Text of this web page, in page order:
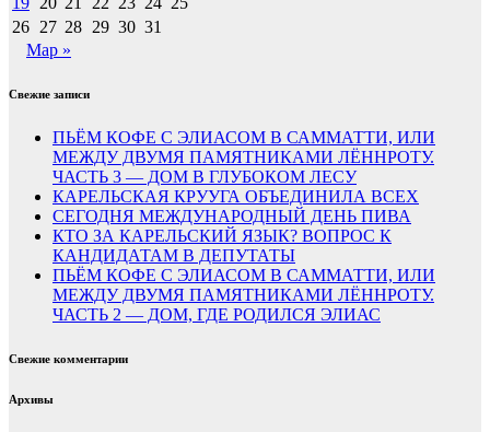
26 27 28 29 30 31
Мар »
Свежие записи
ПЬЁМ КОФЕ С ЭЛИАСОМ В САММАТТИ, ИЛИ
МЕЖДУ ДВУМЯ ПАМЯТНИКАМИ ЛЁННРОТУ.
ЧАСТЬ 3 — ДОМ В ГЛУБОКОМ ЛЕСУ
КАРЕЛЬСКАЯ КРУУГА ОБЪЕДИНИЛА ВСЕХ
СЕГОДНЯ МЕЖДУНАРОДНЫЙ ДЕНЬ ПИВА
КТО ЗА КАРЕЛЬСКИЙ ЯЗЫК? ВОПРОС К
КАНДИДАТАМ В ДЕПУТАТЫ
ПЬЁМ КОФЕ С ЭЛИАСОМ В САММАТТИ, ИЛИ
МЕЖДУ ДВУМЯ ПАМЯТНИКАМИ ЛЁННРОТУ.
ЧАСТЬ 2 — ДОМ, ГДЕ РОДИЛСЯ ЭЛИАС
Свежие комментарии
Архивы